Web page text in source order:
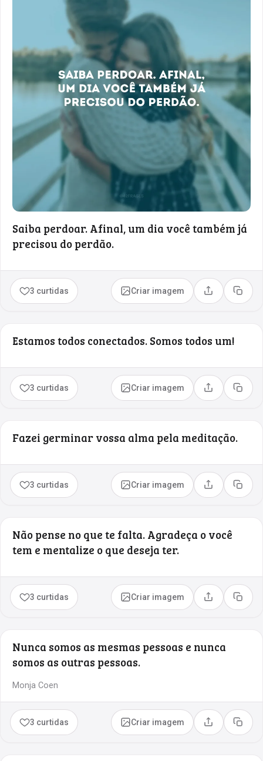
Saiba perdoar. Afinal, um dia você também já
precisou do perdão.
3 curtidas Criar imagem Compartilhar
Copiar
Estamos todos conectados. Somos todos um!
3 curtidas Criar imagem Compartilhar
Copiar
Fazei germinar vossa alma pela meditação.
3 curtidas Criar imagem Compartilhar
Copiar
Não pense no que te falta. Agradeça o você
tem e mentalize o que deseja ter.
3 curtidas Criar imagem Compartilhar
Copiar
Nunca somos as mesmas pessoas e nunca
somos as outras pessoas.
Monja Coen
3 curtidas Criar imagem Compartilhar
Copiar